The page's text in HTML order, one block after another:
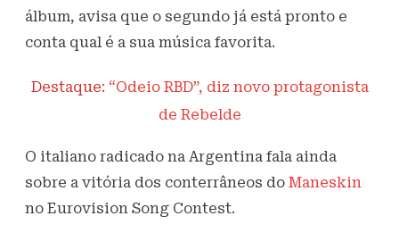
álbum, avisa que o segundo já está pronto e
conta qual é a sua música favorita.
Destaque: “Odeio RBD”, diz novo protagonista
de Rebelde
O italiano radicado na Argentina fala ainda
sobre a vitória dos conterrâneos do Maneskin
no Eurovision Song Contest.